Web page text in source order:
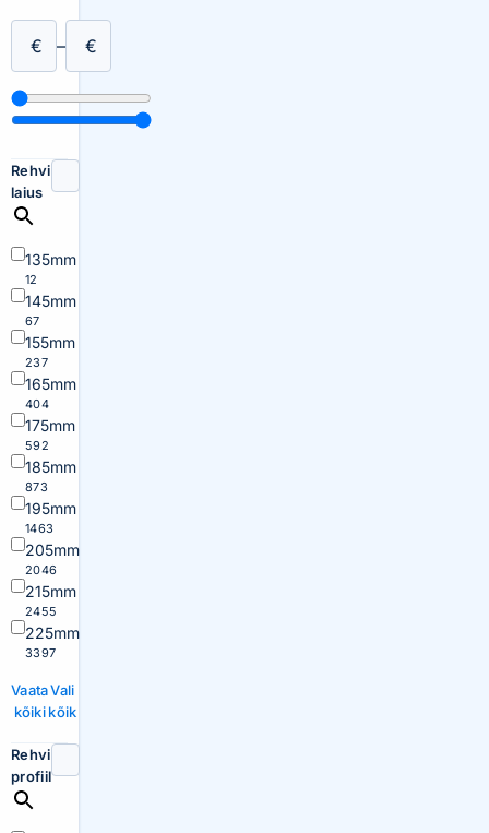
€ – €
Rehvi
laius
135mm
12
145mm
67
155mm
237
165mm
404
175mm
592
185mm
873
195mm
1463
205mm
2046
215mm
2455
225mm
3397
Vaata
kõiki
Vali
kõik
Rehvi
profiil